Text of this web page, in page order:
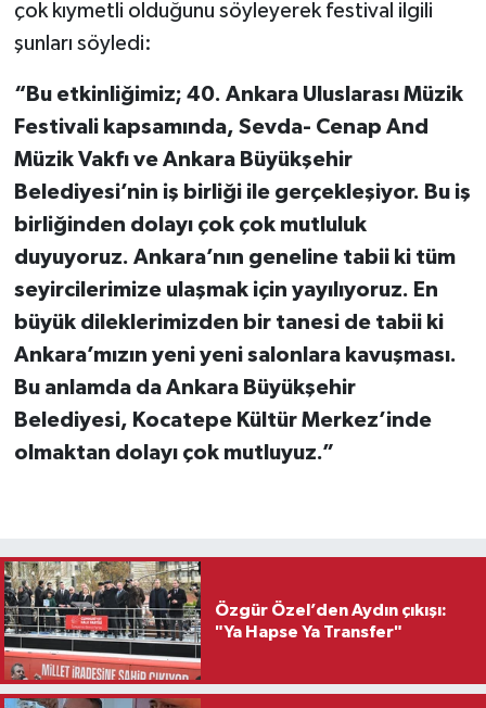
çok kıymetli olduğunu söyleyerek festival ilgili
şunları söyledi:
“Bu etkinliğimiz; 40. Ankara Uluslarası Müzik
Festivali kapsamında, Sevda- Cenap And
Müzik Vakfı ve Ankara Büyükşehir
Belediyesi’nin iş birliği ile gerçekleşiyor. Bu iş
birliğinden dolayı çok çok mutluluk
duyuyoruz. Ankara’nın geneline tabii ki tüm
seyircilerimize ulaşmak için yayılıyoruz. En
büyük dileklerimizden bir tanesi de tabii ki
Ankara’mızın yeni yeni salonlara kavuşması.
Bu anlamda da Ankara Büyükşehir
Belediyesi, Kocatepe Kültür Merkez’inde
olmaktan dolayı çok mutluyuz.”
Özgür Özel’den Aydın çıkışı:
"Ya Hapse Ya Transfer"